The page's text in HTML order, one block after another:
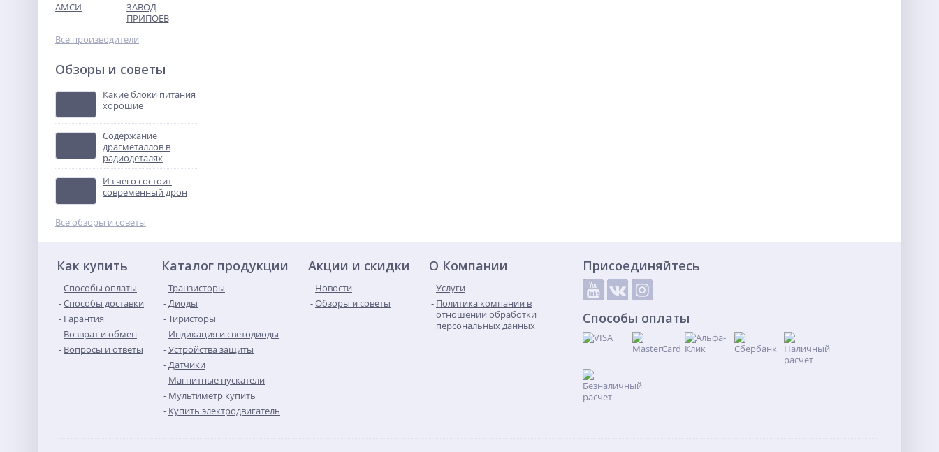
Не указана цена
ВА57Ф35 200 А
выключатель
автоматический
Не указана цена
АМСИ
ЗАВОД
ПРИПОЕВ
Все производители
Обзоры и советы
Какие блоки питания
хорошие
Содержание
драгметаллов в
радиодеталях
Из чего состоит
современный дрон
Все обзоры и советы
Как купить
Способы оплаты
Способы доставки
Гарантия
Возврат и обмен
Вопросы и ответы
Каталог продукции
Транзисторы
Диоды
Тиристоры
Индикация и светодиоды
Устройства защиты
Датчики
Магнитные пускатели
Мультиметр купить
Купить электродвигатель
Акции и скидки
Новости
Обзоры и советы
О Компании
Услуги
Политика компании в
отношении обработки
персональных данных
Присоединяйтесь
Способы оплаты